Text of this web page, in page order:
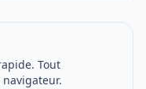
Tout